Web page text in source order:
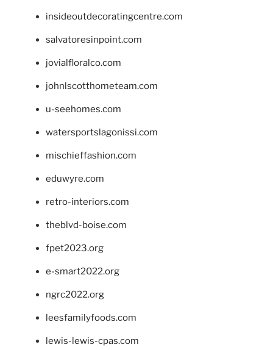
insideoutdecoratingcentre.com
salvatoresinpoint.com
jovialfloralco.com
johnlscotthometeam.com
u-seehomes.com
watersportslagonissi.com
mischieffashion.com
eduwyre.com
retro-interiors.com
theblvd-boise.com
fpet2023.org
e-smart2022.org
ngrc2022.org
leesfamilyfoods.com
lewis-lewis-cpas.com